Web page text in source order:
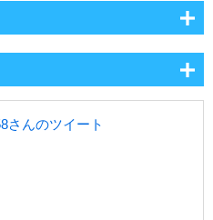
さんのツイート